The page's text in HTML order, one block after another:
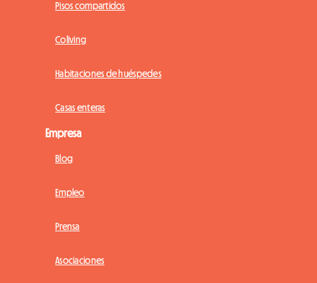
Pisos compartidos
Coliving
Habitaciones de huéspedes
Casas enteras
Empresa
Blog
Empleo
Prensa
Asociaciones